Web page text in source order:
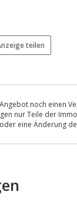
teilen
noch einen
nur Teile der
eine Änderung